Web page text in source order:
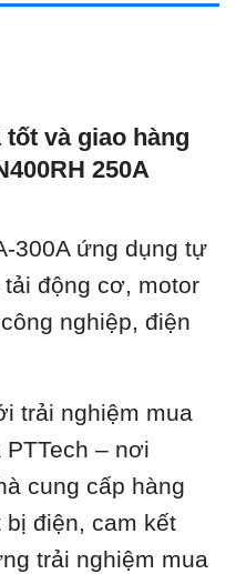
và giao hàng
250A
300A ứng dụng tự
động cơ, motor
nghiệp, điện
trải nghiệm mua
– nơi
cung cấp hàng
điện, cam kết
trải nghiệm mua